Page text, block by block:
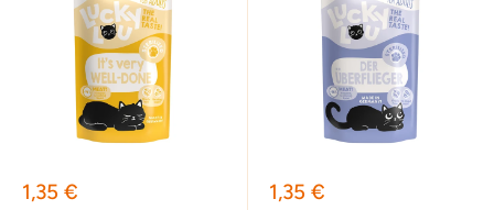
Sonderpreis
1,35 € Sonderpreis
1,35 €